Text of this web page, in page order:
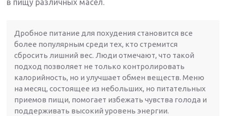
в пищу различных масел.
Дробное питание для похудения становится все
более популярным среди тех, кто стремится
сбросить лишний вес. Люди отмечают, что такой
подход позволяет не только контролировать
калорийность, но и улучшает обмен веществ. Меню
на месяц, состоящее из небольших, но питательных
приемов пищи, помогает избежать чувства голода и
поддерживать высокий уровень энергии.